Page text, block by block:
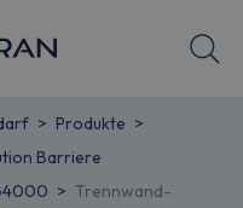
Produkte
Barriere
Trennwand-